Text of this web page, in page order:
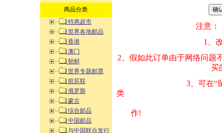
商品分类
特惠超市
世界各地邮品
香港
澳门
朝鲜
世界专题邮票
前苏联
俄罗斯
蒙古
综合邮品
中国邮品
与中国联合发行
注意：
1、改变商品数量
2、假如此订单由
买的邮品的“
3、可在“
类 方式告之
作!